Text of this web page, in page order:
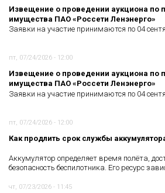
Извещение о проведении аукциона по
имущества ПАО «Россети Ленэнерго»
Заявки на участие принимаются по 04
пт, 07/24/2026 - 12:00
Извещение о проведении аукциона по
имущества ПАО «Россети Ленэнерго»
Заявки на участие принимаются по 04
пт, 07/24/2026 - 12:00
Как продлить срок службы
Аккумулятор определяет время полёта,
безопасность беспилотника. Его ресурс
чт, 07/23/2026 - 11:45